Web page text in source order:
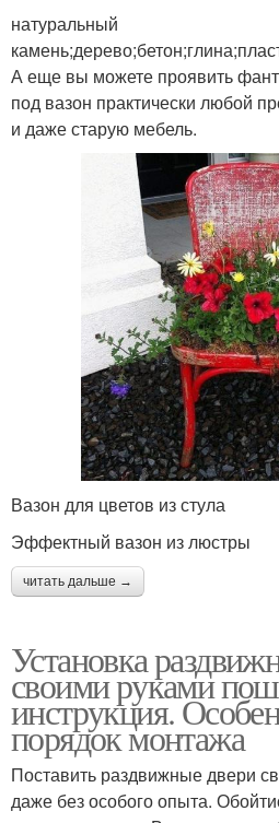
натуральный
А еще вы можете проявить
под вазон практически любой
и даже старую мебель.
Вазон для цветов из стула
Эффектный вазон из люстры
читать дальше →
Установка
своими руками
инструкция.
порядок монтажа
Поставить раздвижные двери
даже без особого опыта.